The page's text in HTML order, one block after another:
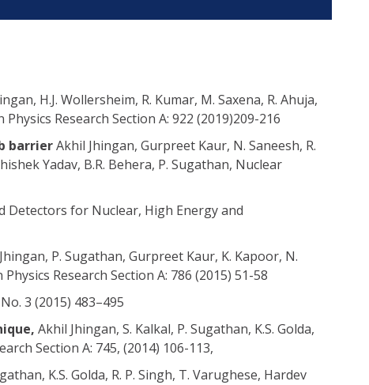
H.J. Wollersheim, R. Kumar, M. Saxena, R. Ahuja,
Research Section A: 922 (2019)209-216
barrierAkhil Jhingan, Gurpreet Kaur, N. Saneesh, R.
Yadav, B.R. Behera, P. Sugathan, Nuclear
Detectors for Nuclear, High Energy and
P. Sugathan, Gurpreet Kaur, K. Kapoor, N.
Research Section A: 786 (2015) 51-58
3 (2015) 483–495
Akhil Jhingan, S. Kalkal, P. Sugathan, K.S. Golda,
Section A: 745, (2014) 106-113,
K.S. Golda, R. P. Singh, T. Varughese, Hardev